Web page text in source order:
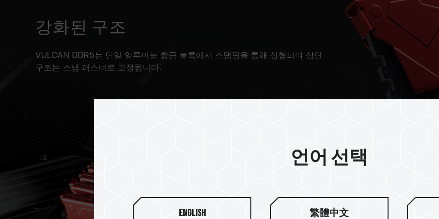
강화된 구조
VULCAN DDR5는 단일 알루미늄 합금 블록에서 스탬핑을 통해 성형되며 상단
구조는 스냅 패스너로 고정됩니다.
언어 선택
English 繁體中文